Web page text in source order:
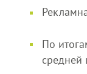
По
средней